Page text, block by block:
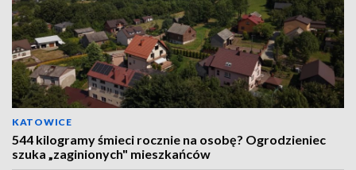
KATOWICE
544 kilogramy śmieci rocznie na osobę? Ogrodzieniec
szuka „zaginionych" mieszkańców